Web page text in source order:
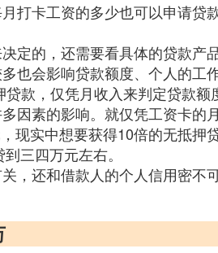
月打卡工资的多少也可以申请
定的，还需要看具体的贷款
也会影响贷款额度、个人的工
款，仅凭月收入来判定贷款额
因素的影响。就仅凭工资卡
现实中想要获得10倍的无抵
三四万元左右。
，还和借款人的个人信用密